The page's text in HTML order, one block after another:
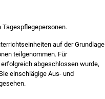
auf der Grundlage
teilgenommen. Für
abgeschlossen wurde,
einschlägige Aus- und